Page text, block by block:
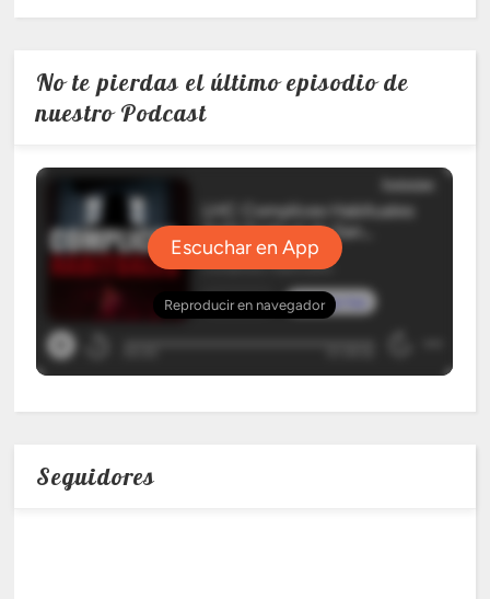
No te pierdas el último episodio de
nuestro Podcast
Seguidores